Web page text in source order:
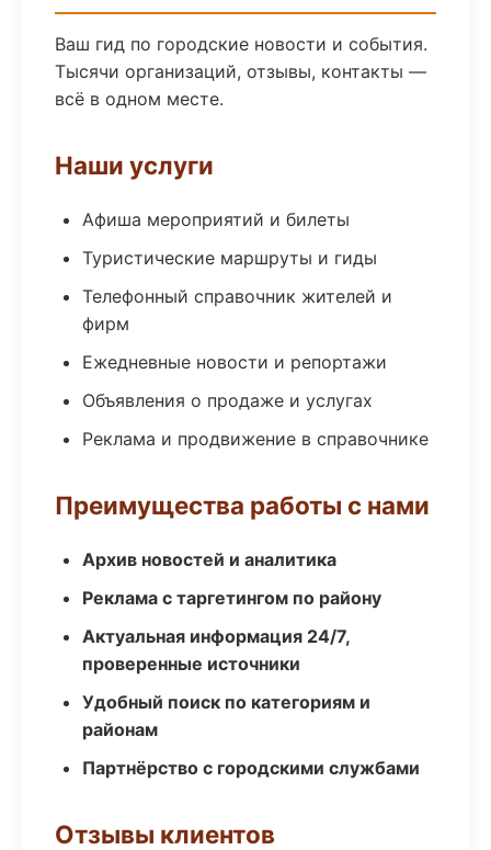
Ваш гид по городские новости и события.
Тысячи организаций, отзывы, контакты —
всё в одном месте.
Наши услуги
Афиша мероприятий и билеты
Туристические маршруты и гиды
Телефонный справочник жителей и
фирм
Ежедневные новости и репортажи
Объявления о продаже и услугах
Реклама и продвижение в справочнике
Преимущества работы с нами
Архив новостей и аналитика
Реклама с таргетингом по району
Актуальная информация 24/7,
проверенные источники
Удобный поиск по категориям и
районам
Партнёрство с городскими службами
Отзывы клиентов